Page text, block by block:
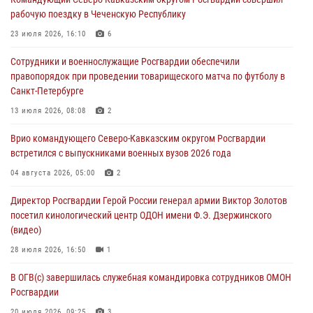
06 августа 2026, 14:36 2
В кинологическом центре Уральского округа Росгвардии почтили
06 августа 2026, 13:29 5
В Центральном округе Росгвардии прошли мероприятия к
108‑летию генерала армии И.К. Яковлева
Росгвардейцы задержали мужчину, открывшего стрельбу в
Подмосковье (видео)
Росгвардейцы провели выставку вооружения для участников сбора
«Гвардеец» в Пензе (видео)
06 августа 2026, 12:00
рабочую поездку в Чеченскую Республику
23 июля 2026, 16:10 6
Сотрудники и военнослужащие Росгвардии обеспечили
правопорядок при проведении товарищеского матча по футболу в
Санкт-Петербурге
13 июля 2026, 08:08 2
Врио командующего Северо-Кавказским округом Росгвардии
встретился с выпускниками военных вузов 2026 года
04 августа 2026, 05:00 2
Директор Росгвардии Герой России генерал армии Виктор Золотов
посетил кинологический центр ОДОН имени Ф.Э. Дзержинского
(видео)
28 июля 2026, 16:50 1
В ОГВ(с) завершилась служебная командировка сотрудников ОМОН
Росгвардии